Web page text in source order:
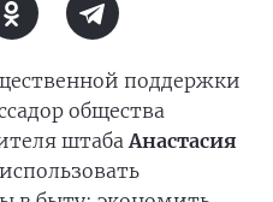
поддержки
общества
штабаАнастасия